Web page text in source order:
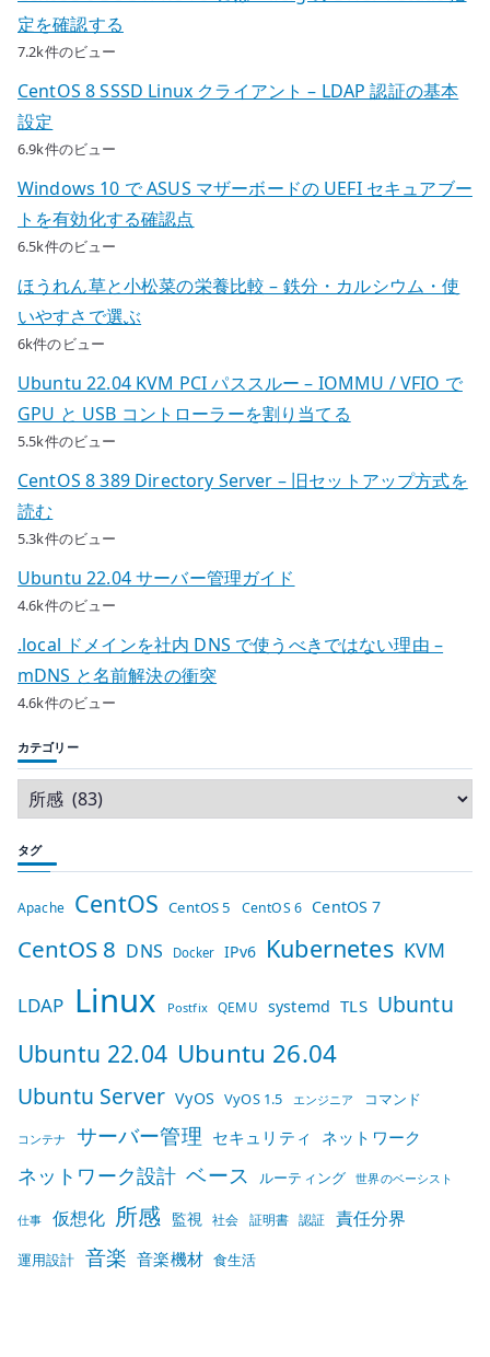
定を確認する
7.2k件のビュー
CentOS 8 SSSD Linux クライアント – LDAP 認証の基本
設定
6.9k件のビュー
Windows 10 で ASUS マザーボードの UEFI セキュアブー
トを有効化する確認点
6.5k件のビュー
ほうれん草と小松菜の栄養比較 – 鉄分・カルシウム・使
いやすさで選ぶ
6k件のビュー
Ubuntu 22.04 KVM PCI パススルー – IOMMU / VFIO で
GPU と USB コントローラーを割り当てる
5.5k件のビュー
CentOS 8 389 Directory Server – 旧セットアップ方式を
読む
5.3k件のビュー
Ubuntu 22.04 サーバー管理ガイド
4.6k件のビュー
.local ドメインを社内 DNS で使うべきではない理由 –
mDNS と名前解決の衝突
4.6k件のビュー
カテゴリー
タグ
Apache CentOS CentOS 5 CentOS 6 CentOS 7
CentOS 8 DNS Docker IPv6 Kubernetes KVM
LDAP Linux Postfix QEMU systemd TLS Ubuntu
Ubuntu 22.04 Ubuntu 26.04
Ubuntu Server VyOS VyOS 1.5 エンジニア コマンド
コンテナ サーバー管理 セキュリティ ネットワーク
ネットワーク設計 ベース ルーティング 世界のベーシスト
仕事 仮想化 所感 監視 社会 証明書 認証 責任分界
運用設計 音楽 音楽機材 食生活